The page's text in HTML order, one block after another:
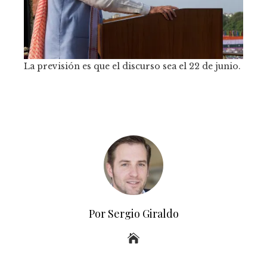
La previsión es que el discurso sea el 22 de junio.
Por Sergio Giraldo